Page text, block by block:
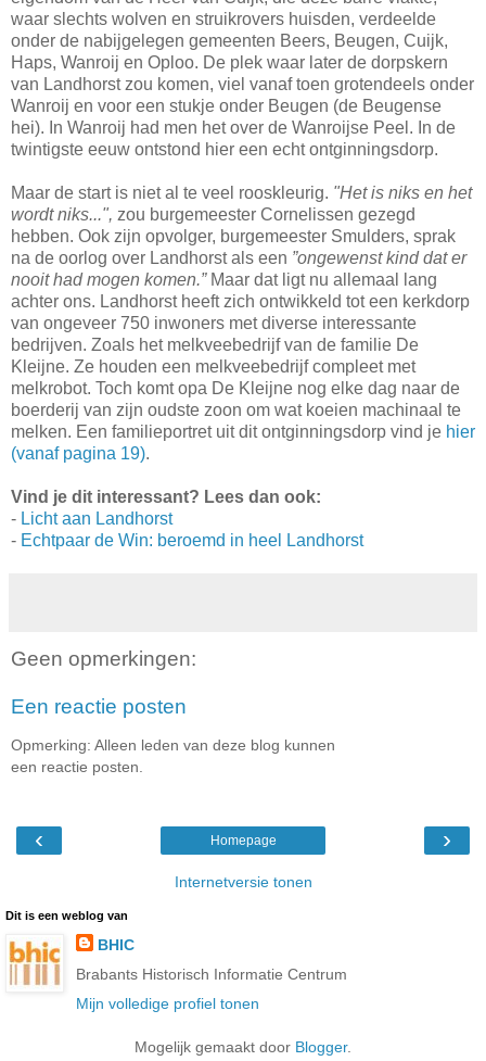
waar slechts wolven en struikrovers huisden, verdeelde
onder de nabijgelegen gemeenten Beers, Beugen, Cuijk,
Haps, Wanroij en Oploo. De plek waar later de dorpskern
van Landhorst zou komen, viel vanaf toen grotendeels onder
Wanroij en voor een stukje onder Beugen (de Beugense
hei). In Wanroij had men het over de Wanroijse Peel. In de
twintigste eeuw ontstond hier een echt ontginningsdorp.
Maar de start is niet al te veel rooskleurig. "Het is niks en het
wordt niks...", zou burgemeester Cornelissen gezegd
hebben. Ook zijn opvolger, burgemeester Smulders, sprak
na de oorlog over Landhorst als een ”ongewenst kind dat er
nooit had mogen komen.”Maar dat ligt nu allemaal lang
achter ons. Landhorst heeft zich ontwikkeld tot een kerkdorp
van ongeveer 750 inwoners met diverse interessante
bedrijven. Zoals het melkveebedrijf van de familie De
Kleijne. Ze houden een melkveebedrijf compleet met
melkrobot. Toch komt opa De Kleijne nog elke dag naar de
boerderij van zijn oudste zoon om wat koeien machinaal te
melken. Een familieportret uit dit ontginningsdorp vind je hier
(vanaf pagina 19).
Vind je dit interessant? Lees dan ook:
- Licht aan Landhorst
- Echtpaar de Win: beroemd in heel Landhorst
Geen opmerkingen:
Een reactie posten
Opmerking: Alleen leden van deze blog kunnen
een reactie posten.
‹ ›
Homepage
Internetversie tonen
Dit is een weblog van
BHIC
Brabants Historisch Informatie Centrum
Mijn volledige profiel tonen
Mogelijk gemaakt door Blogger.